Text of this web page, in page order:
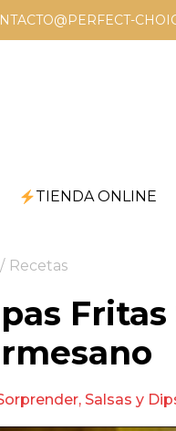
TIENDA ONLINE
/ Recetas
, Salsas y